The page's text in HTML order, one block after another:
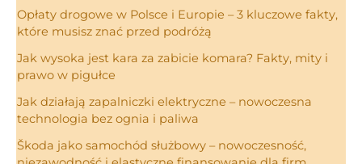
Opłaty drogowe w Polsce i Europie – 3 kluczowe fakty,
które musisz znać przed podróżą
Jak wysoka jest kara za zabicie komara? Fakty, mity i
prawo w pigułce
Jak działają zapalniczki elektryczne – nowoczesna
technologia bez ognia i paliwa
Škoda jako samochód służbowy – nowoczesność,